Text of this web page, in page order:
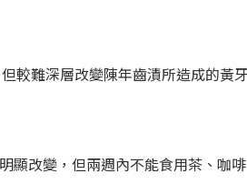
較難深層改變陳年齒漬所造成的黃
改變，但兩週內不能食用茶、咖